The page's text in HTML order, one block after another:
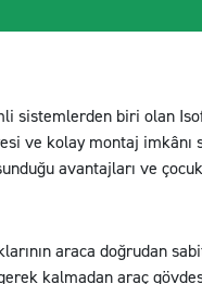
sistemlerden biri olan
ve kolay montaj
avantajları ve
araca doğrudan
kalmadan araç